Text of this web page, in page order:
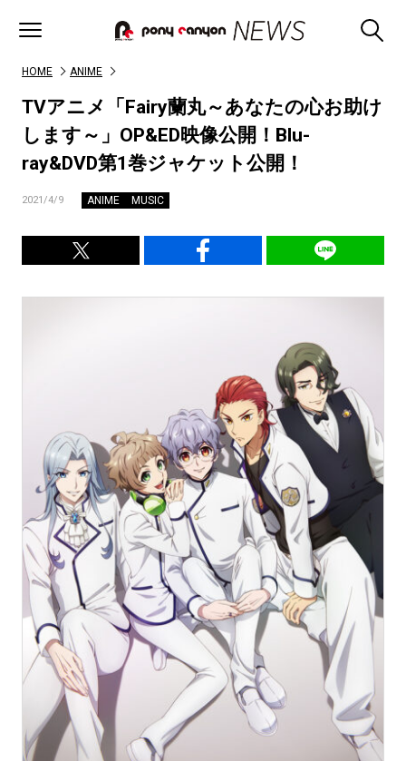
HOME ANIME
TVアニメ「Fairy蘭丸～あなたの心お助け
します～」OP&ED映像公開！Blu-
ray&DVD第1巻ジャケット公開！
2021/4/9 ANIME MUSIC